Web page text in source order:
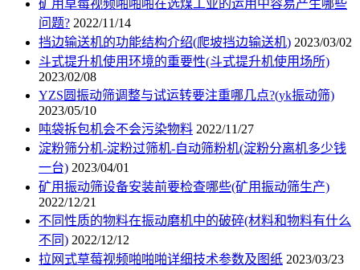
矿用草莓视频啪啪啪在选煤工业的运用中容易产生哪些
问题? 2022/11/14
挡边输送机的功能结构介绍(爬坡挡边输送机) 2023/03/02
斗式提升机使用环境的重要性(斗式提升机使用场所)
2023/02/08
YZS圆振动筛调整与试运转要注重哪几点?(yk振动筛)
2023/05/10
吨袋拆包机会不会污染物料 2022/11/27
淀粉筛分机-淀粉过筛机-自动筛粉机(淀粉分离机多少钱
一台) 2023/04/01
矿用振动筛设备安装前要检查哪些(矿用振动筛生产)
2022/12/21
不同性质的物料在振动磨机中的破碎(材料和物料有什么
不同) 2022/12/12
拉网式草莓视频啪啪啪详细技术参数及图纸 2023/03/23